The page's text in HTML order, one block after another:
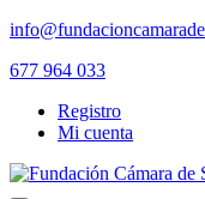
Skip
content
677 964 033
Registro
Mi cuenta